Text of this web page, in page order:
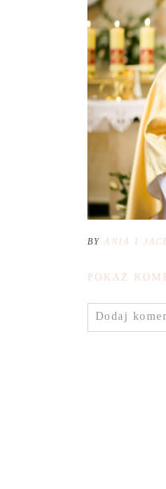
BY ANIA I
POKAŻ
Dodaj